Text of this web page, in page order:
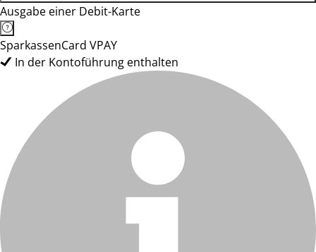
Ausgabe einer Debit-Karte
SparkassenCard VPAY
In der Kontoführung enthalten